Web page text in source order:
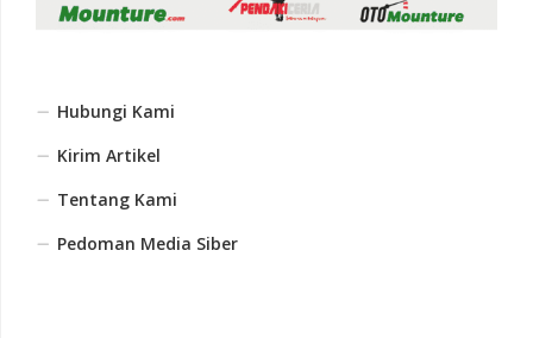
Hubungi Kami
Kirim Artikel
Tentang Kami
Pedoman Media Siber